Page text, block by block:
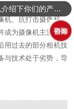
机材料上出现的升
机、抗打击摄像机、
成为摄像机主流。摄
用过去的部分相机技
与技术处于劣势，导
可以介绍下你们的产品么？